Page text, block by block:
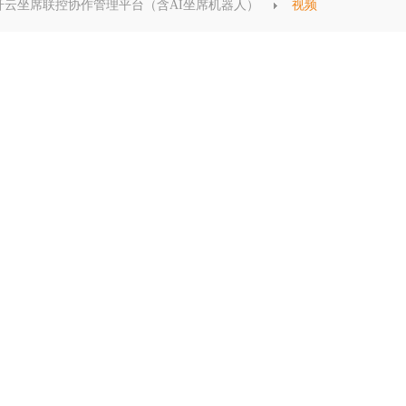
云坐席联控协作管理平台（含AI坐席机器人） 视频